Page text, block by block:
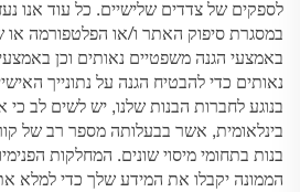
לספקים של צדדים שלישיים. כל עוד אנו
במסגרת סיפוק האתר ו/או הפלטפורמה או
באמצעי הגנה משפטיים נאותים וכן
נאותים כדי להבטיח הגנה על נתונייך
בנוגע לחברות הבנות שלנו, יש לשים לב כי
בינלאומית, אשר בבעלותה מספר רב של
בנות בתחומי מיסוי שונים. המחלקות
הממונה יקבלו את המידע שלך כדי למלא